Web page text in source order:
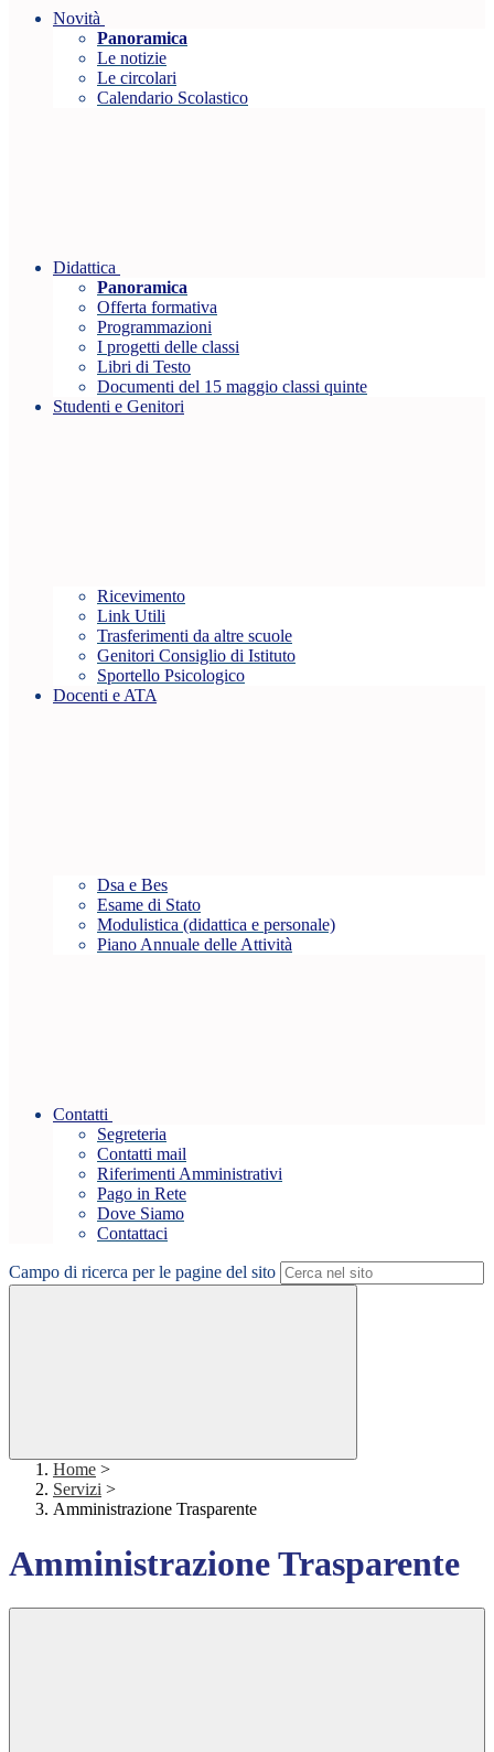
Novità
Panoramica
Le notizie
Le circolari
Calendario Scolastico
Didattica
Panoramica
Offerta formativa
Programmazioni
I progetti delle classi
Libri di Testo
Documenti del 15 maggio classi quinte
Studenti e Genitori
Ricevimento
Link Utili
Trasferimenti da altre scuole
Genitori Consiglio di Istituto
Sportello Psicologico
Docenti e ATA
Dsa e Bes
Esame di Stato
Modulistica (didattica e personale)
Piano Annuale delle Attività
Contatti
Segreteria
Contatti mail
Riferimenti Amministrativi
Pago in Rete
Dove Siamo
Contattaci
Campo di ricerca per le pagine del sito
Home >
Servizi >
Amministrazione Trasparente
Amministrazione Trasparente